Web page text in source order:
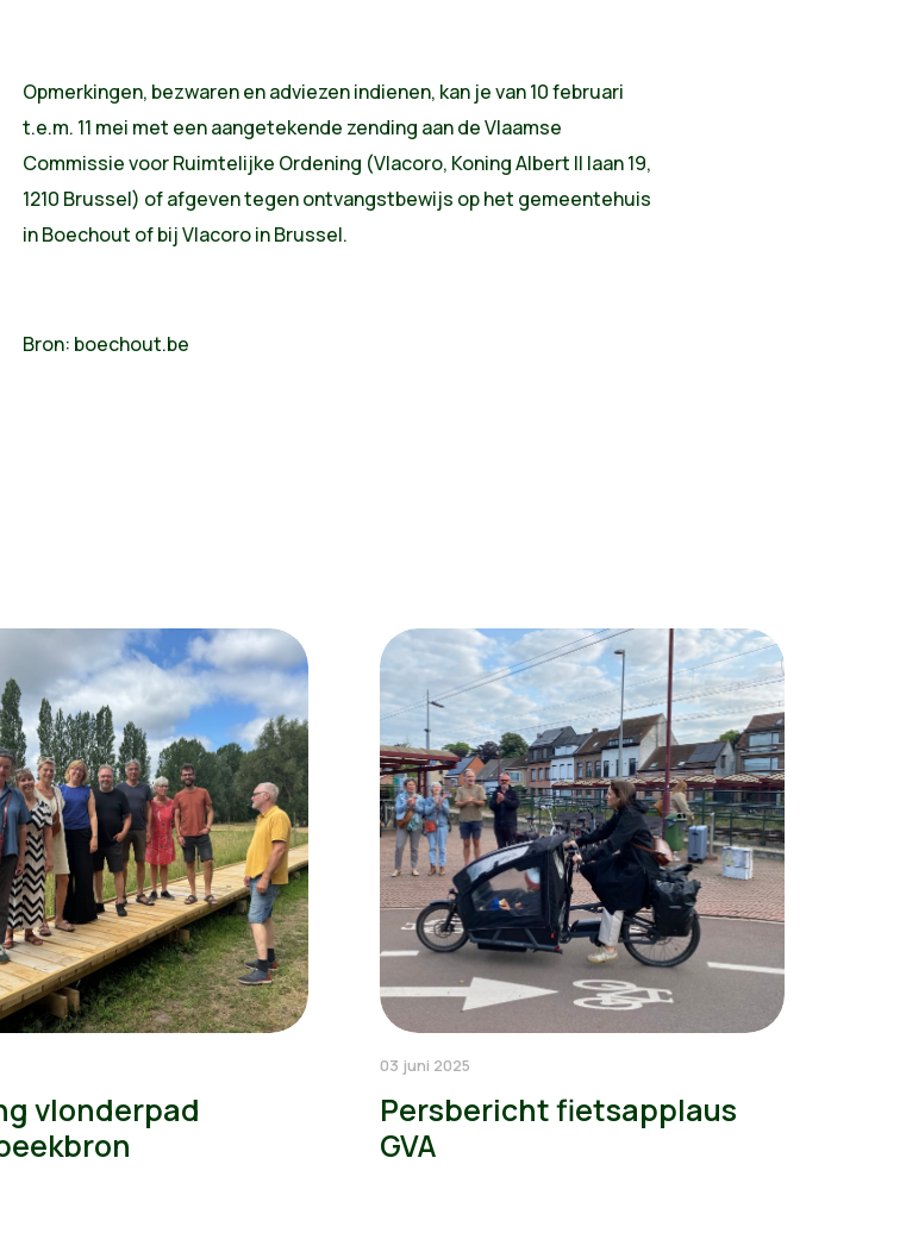
Opmerkingen, bezwaren en adviezen indienen, kan je van 10 februari
t.e.m. 11 mei met een aangetekende zending aan de Vlaamse
Commissie voor Ruimtelijke Ordening (Vlacoro, Koning Albert II laan 19,
1210 Brussel) of afgeven tegen ontvangstbewijs op het gemeentehuis
in Boechout of bij Vlacoro in Brussel.
Bron: boechout.be
vlonderpad
03 juni 2025
Persbericht fietsapplaus
GVA